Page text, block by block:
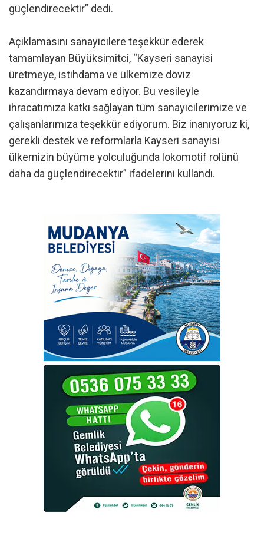
güçlendirecektir” dedi.
Açıklamasını sanayicilere teşekkür ederek
tamamlayan Büyüksimitci, “Kayseri sanayisi
üretmeye, istihdama ve ülkemize döviz
kazandırmaya devam ediyor. Bu vesileyle
ihracatımıza katkı sağlayan tüm sanayicilerimize ve
çalışanlarımıza teşekkür ediyorum. Biz inanıyoruz ki,
gerekli destek ve reformlarla Kayseri sanayisi
ülkemizin büyüme yolculuğunda lokomotif rolünü
daha da güçlendirecektir” ifadelerini kullandı.